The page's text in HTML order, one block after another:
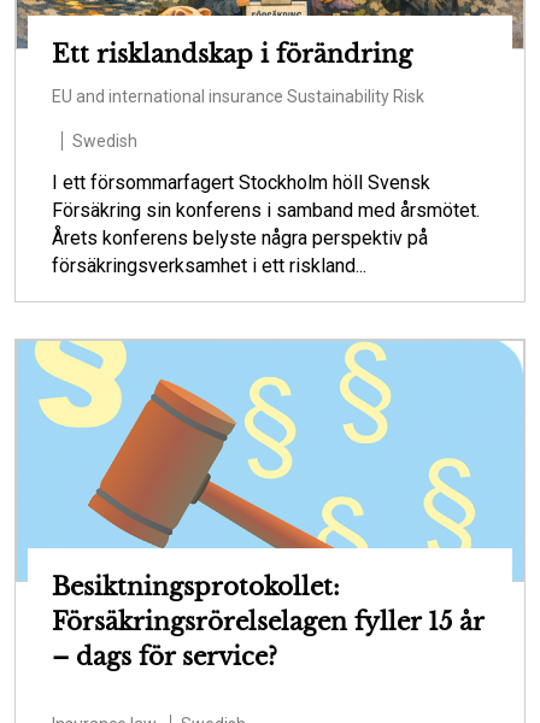
Ett risklandskap i förändring
EU and international insurance Sustainability Risk
Swedish
I ett försommarfagert Stockholm höll Svensk
Försäkring sin konferens i samband med årsmötet.
Årets konferens belyste några perspektiv på
försäkringsverksamhet i ett riskland...
Besiktningsprotokollet:
Försäkringsrörelselagen fyller 15 år
– dags för service?